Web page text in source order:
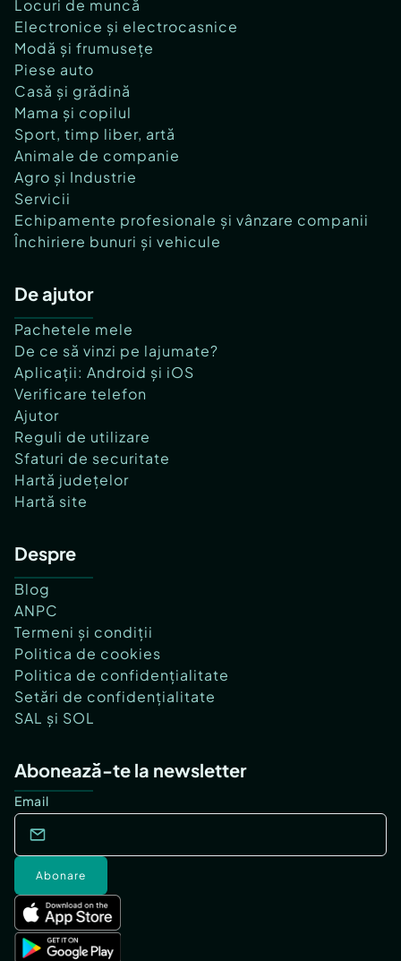
Locuri de muncă
Electronice și electrocasnice
Modă și frumusețe
Piese auto
Casă și grădină
Mama și copilul
Sport, timp liber, artă
Animale de companie
Agro și Industrie
Servicii
Echipamente profesionale și vânzare companii
Închiriere bunuri și vehicule
De ajutor
Pachetele mele
De ce să vinzi pe lajumate?
Aplicații: Android și iOS
Verificare telefon
Ajutor
Reguli de utilizare
Sfaturi de securitate
Hartă județelor
Hartă site
Despre
Blog
ANPC
Termeni și condiții
Politica de cookies
Politica de confidențialitate
Setări de confidențialitate
SAL și SOL
Abonează-te la newsletter
Email
Abonare